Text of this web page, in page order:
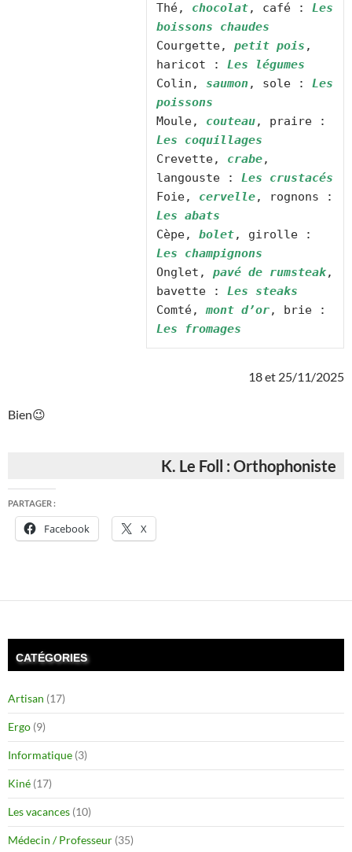
Thé, chocolat, café : Les
boissons chaudes
Courgette, petit pois ,
haricot : Les légumes
Colin, saumon, sole : Les
poissons
Moule, couteau
Les coquillages
Crevette, crabe,
langouste : Les crustacés
Foie, cervelle
Les abats
Cèpe, bolet
Les champignons
Onglet, pavé de rumsteak,
bavette : Les steaks
Comté, mont d’or
18 et 25/11/2025
Bien😉
K. Le Foll : Orthophoniste
PARTAGER :
Facebook X
CATÉGORIES
Artisan (17)
Ergo (9)
Informatique (3)
Kiné (17)
Les vacances (10)
Médecin / Professeur (35)